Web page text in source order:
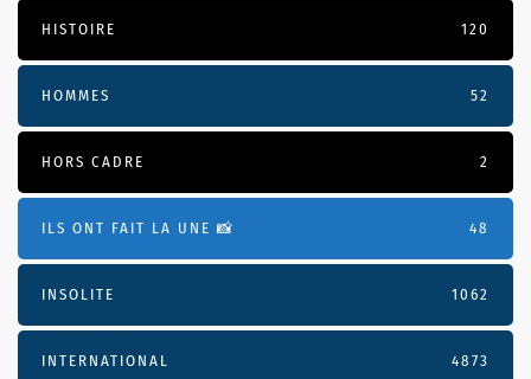
HISTOIRE 120
HOMMES 52
HORS CADRE 2
ILS ONT FAIT LA UNE 📸 48
INSOLITE 1062
INTERNATIONAL 4873